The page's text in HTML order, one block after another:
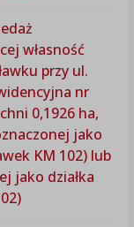
własność
przy ul.
nr
0,1926 ha,
jako
KM 102) lub
jako działka